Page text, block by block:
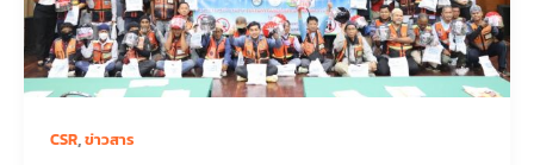
CSR,ข่าวสาร